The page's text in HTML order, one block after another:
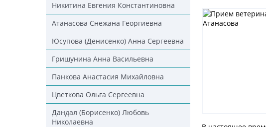
Никитина Евгения Константиновна
Атанасова Снежана Георгиевна
Юсупова (Денисенко) Анна Сергеевна
Гришунина Анна Васильевна
Панкова Анастасия Михайловна
Цветкова Ольга Сергеевна
Дандал (Борисенко) Любовь
Николаевна